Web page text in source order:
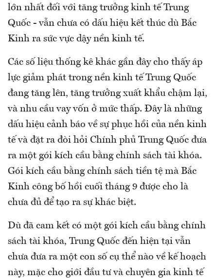
lớn nhất đối với tăng trưởng kinh tế Trung
Quốc - vẫn chưa có dấu hiệu kết thúc dù Bắc
Kinh ra sức vực dậy nền kinh tế.
Các số liệu thống kê khác gần đây cho thấy áp
lực giảm phát trong nền kinh tế Trung Quốc
đang tăng lên, tăng trưởng xuất khẩu chậm lại,
và nhu cầu vay vốn ở mức thấp. Đây là những
dấu hiệu cảnh báo về sự phục hồi của nền kinh
tế và đặt ra đòi hỏi Chính phủ Trung Quốc đưa
ra một gói kích cầu bằng chính sách tài khóa.
Gói kích cầu bằng chính sách tiền tệ mà Bắc
Kinh công bố hồi cuối tháng 9 được cho là
chưa đủ để tạo ra sự khác biệt.
Dù đã cam kết có một gói kích cầu bằng chính
sách tài khóa, Trung Quốc đến hiện tại vẫn
chưa đưa ra một con số cụ thể nào về kế hoạch
này, mặc cho giới đầu tư và chuyên gia kinh tế